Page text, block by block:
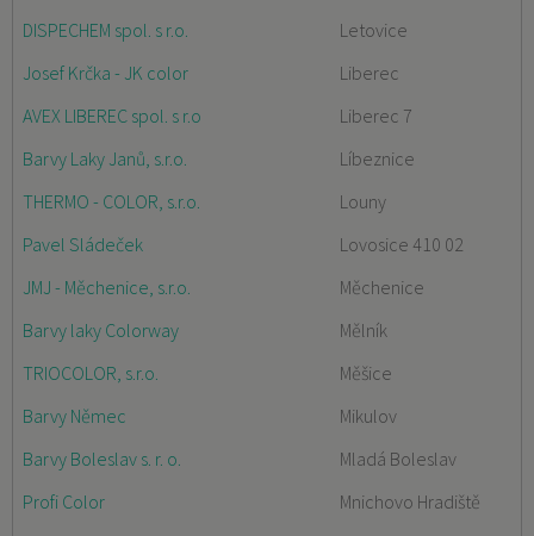
DISPECHEM spol. s r.o.
Letovice
Josef Krčka - JK color
Liberec
AVEX LIBEREC spol. s r.o
Liberec 7
Barvy Laky Janů, s.r.o.
Líbeznice
THERMO - COLOR, s.r.o.
Louny
Pavel Sládeček
Lovosice 410 02
JMJ - Měchenice, s.r.o.
Měchenice
Barvy laky Colorway
Mělník
TRIOCOLOR, s.r.o.
Měšice
Barvy Němec
Mikulov
Barvy Boleslav s. r. o.
Mladá Boleslav
Profi Color
Mnichovo Hradiště